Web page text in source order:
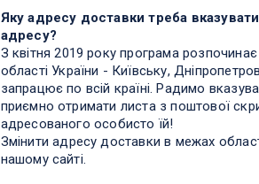
Яку адресу доставки треба
адресу?
З квітня 2019 року програма
області України - Київську,
запрацює по всій країні. Радимо
приємно отримати листа з поштової
адресованого особисто їй!
Змінити адресу доставки в межах
нашому сайті.